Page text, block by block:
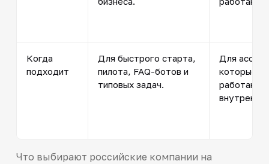
Когда
подходит
Для быстрого старта,
пилота, FAQ-ботов и
типовых задач.
Для
которые
работают
Что выбирают российские компании на